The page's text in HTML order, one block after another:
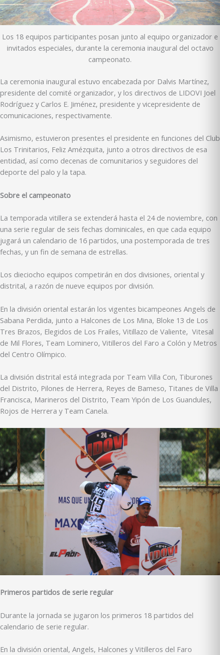
Los 18 equipos participantes posan junto al equipo organizador e
invitados especiales, durante la ceremonia inaugural del octavo
campeonato.
La ceremonia inaugural estuvo encabezada por Dalvis Martínez,
presidente del comité organizador, y los directivos de LIDOVI Joel
Rodríguez y Carlos E. Jiménez, presidente y vicepresidente de
comunicaciones, respectivamente.
Asimismo, estuvieron presentes el presidente en funciones del Club
Los Trinitarios, Feliz Amézquita, junto a otros directivos de esa
entidad, así como decenas de comunitarios y seguidores del
deporte del palo y la tapa.
Sobre el campeonato
La temporada vitillera se extenderá hasta el 24 de noviembre, con
una serie regular de seis fechas dominicales, en que cada equipo
jugará un calendario de 16 partidos, una postemporada de tres
fechas, y un fin de semana de estrellas.
Los dieciocho equipos competirán en dos divisiones, oriental y
distrital, a razón de nueve equipos por división.
En la división oriental estarán los vigentes bicampeones Angels de
Sabana Perdida, junto a Halcones de Los Mina, Bloke 13 de Los
Tres Brazos, Elegidos de Los Frailes, Vitillazo de Valiente, Vitesal
de Mil Flores, Team Lominero, Vitilleros del Faro a Colón y Metros
del Centro Olímpico.
La división distrital está integrada por Team Villa Con, Tiburones
del Distrito, Pilones de Herrera, Reyes de Bameso, Titanes de Villa
Francisca, Marineros del Distrito, Team Yipón de Los Guandules,
Rojos de Herrera y Team Canela.
Primeros partidos de serie regular
Durante la jornada se jugaron los primeros 18 partidos del
calendario de serie regular.
En la división oriental, Angels, Halcones y Vitilleros del Faro